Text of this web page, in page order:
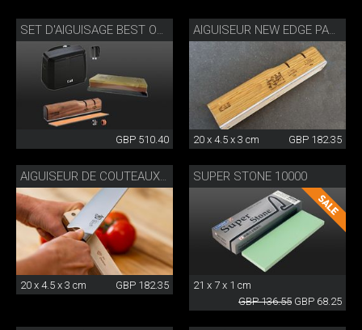
SET D'AIGUISAGE BEST OF JAPAN ET SUISSE
GBP 510.40
AIGUISEUR NEW EDGE PAR DANNY KHEZZAR
20 x 4.5 x 3 cm GBP 182.35
20 x 4.5 x 3 cm GBP 182.35
SUPER STONE 10000
21 x 7 x 1 cm
GBP 136.55 GBP 68.25